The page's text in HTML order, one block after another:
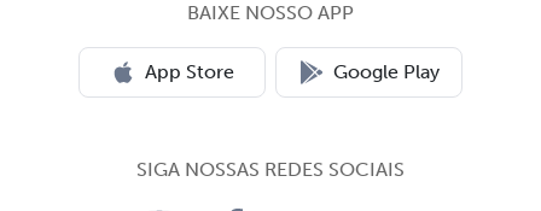
BAIXE NOSSO APP
App Store Google Play
SIGA NOSSAS REDES SOCIAIS